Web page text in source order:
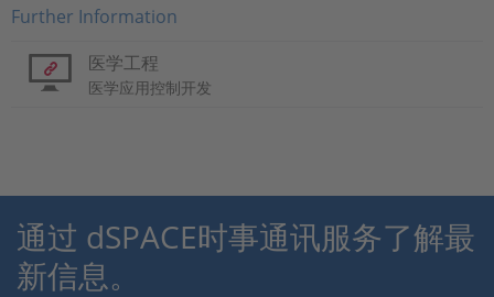
Further Information
医学工程
医学应用控制开发
通过 dSPACE时事通讯服务了解最
新信息。